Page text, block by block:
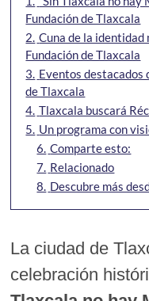
Fundación de Tlaxcala
2. Cuna de la identidad
Fundación de Tlaxcala
3. Eventos destacados
de Tlaxcala
4. Tlaxcala buscará
5. Un programa con
6. Comparte esto:
7. Relacionado
8. Descubre más
La ciudad de
celebración